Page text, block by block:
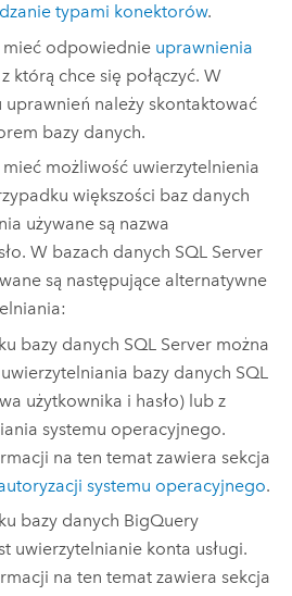
typami konektorów.
mieć odpowiednie uprawnienia
z którą chce się połączyć. W
należy skontaktować
bazy danych.
możliwość uwierzytelnienia
większości baz danych
używane są nazwa
W bazach danych SQL Server
są następujące alternatywne
bazy danych SQL Server można
bazy danych SQL
użytkownika i hasło) lub z
systemu operacyjnego.
na ten temat zawiera sekcja
systemu operacyjnego.
bazy danych BigQuery
uwierzytelnianie konta usługi.
na ten temat zawiera sekcja